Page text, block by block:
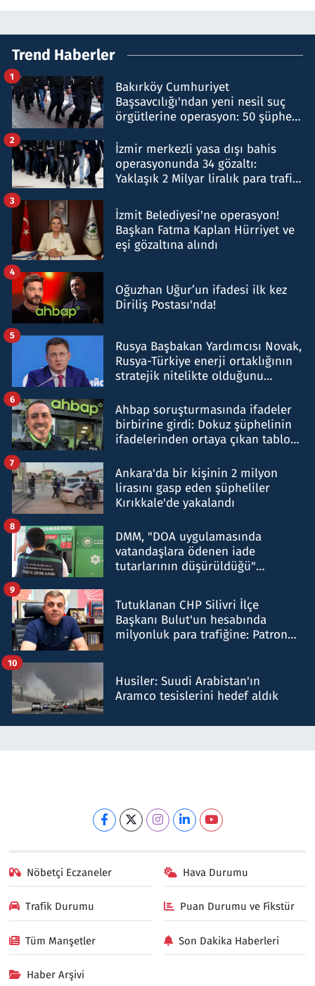
Trend Haberler
Bakırköy Cumhuriyet
Başsavcılığı'ndan yeni nesil suç
örgütlerine operasyon: 50 şüpheli
1
İzmir merkezli yasa dışı bahis
operasyonunda 34 gözaltı:
Yaklaşık 2 Milyar liralık para trafiği
2
İzmit Belediyesi'ne operasyon!
Başkan Fatma Kaplan Hürriyet ve
eşi gözaltına alındı
3
Oğuzhan Uğur’un ifadesi ilk kez
Diriliş Postası'nda!
4
Rusya Başbakan Yardımcısı Novak,
Rusya-Türkiye enerji ortaklığının
stratejik nitelikte olduğunu
5
Ahbap soruşturmasında ifadeler
birbirine girdi: Dokuz şüphelinin
ifadelerinden ortaya çıkan tablo
6
Ankara'da bir kişinin 2 milyon
lirasını gasp eden şüpheliler
Kırıkkale'de yakalandı
7
DMM, "DOA uygulamasında
vatandaşlara ödenen iade
tutarlarının düşürüldüğü"
8
Tutuklanan CHP Silivri İlçe
Başkanı Bulut'un hesabında
milyonluk para trafiğine: Patron
9
Husiler: Suudi Arabistan'ın
Aramco tesislerini hedef aldık
10
Nöbetçi Eczaneler Hava Durumu
Trafik Durumu Puan Durumu ve Fikstür
Tüm Manşetler Son Dakika Haberleri
Haber Arşivi